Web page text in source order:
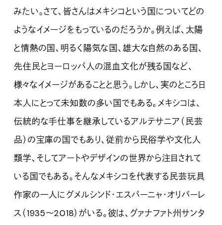
みたい。さて、皆さんはメキシコという国についてどの
ようなイメージをもっているのだろうか。例えば、太陽
と情熱の国、明るく陽気な国、雄大な自然のある国、
先住民とヨーロッパ人の混血文化が残る国など、
様々なイメージがあることと思う。しかし、実のところ日
本人にとって未知数の多い国でもある。メキシコは、
伝統的な手仕事を継承しているアルテサニア（民芸
品）の宝庫の国でもあり、従前から民俗学や文化人
類学、そしてアートやデザインの世界から注目されて
いる国でもある。そんなメキシコを代表する民芸玩具
作家の一人にグメルシンド・エスパーニャ・オリバーレ
ス（1935～2018）がいる。彼は、グァナファト州サンタ